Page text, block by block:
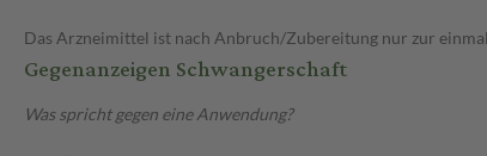
Das Arzneimittel ist nach Anbruch/Zubereitung nur zur
Gegenanzeigen Schwangerschaft
Was spricht gegen eine Anwendung?